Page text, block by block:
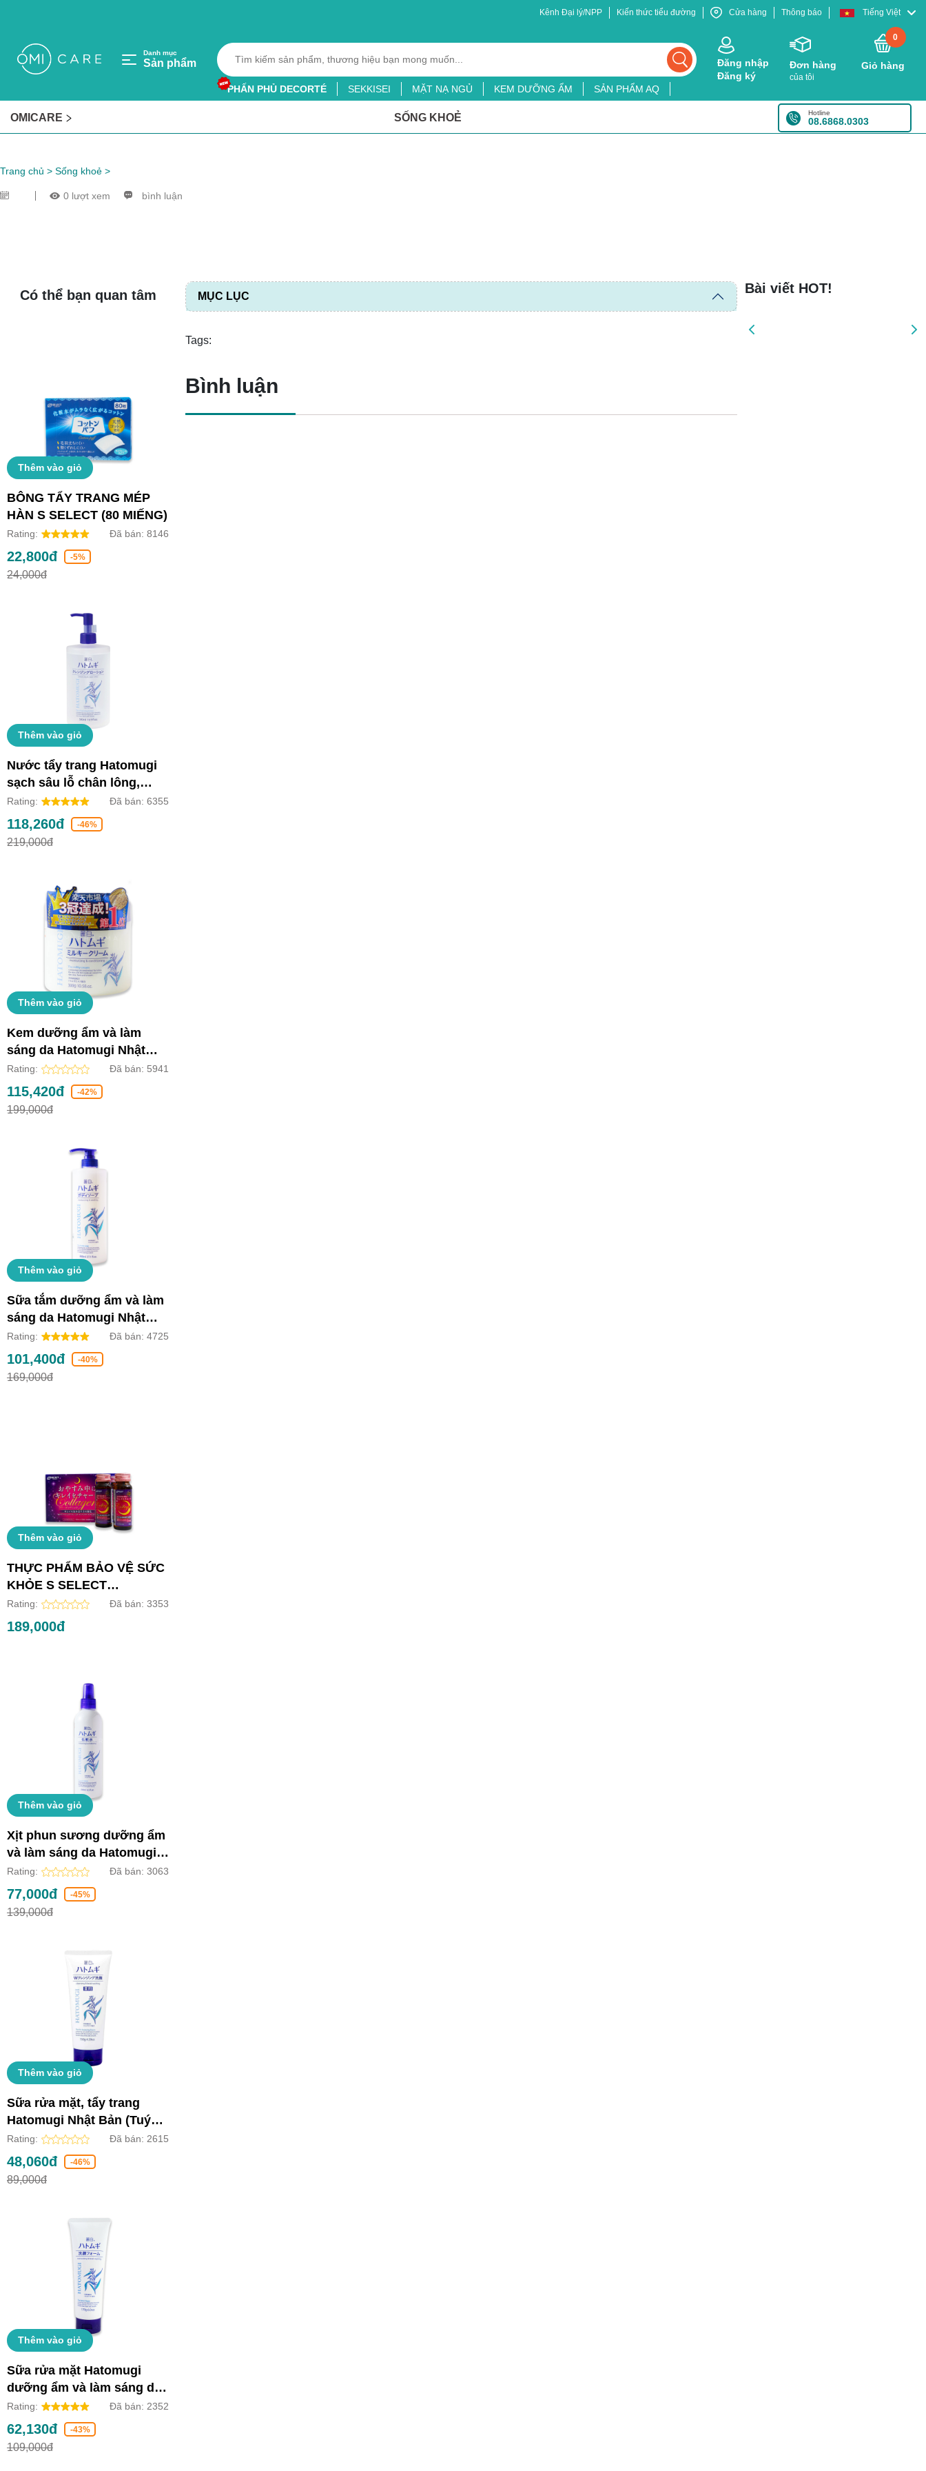
Kênh Đại lý/NPP Kiến thức tiểu đường Cửa hàng Thông báo Tiếng Việt
Danh mục
Sản phẩm
PHẤN PHỦ DECORTÉ SEKKISEI MẶT NẠ NGỦ KEM DƯỠNG ẨM
SẢN PHẨM AQ
BỘT LÁ ĐẠI MẠCH
Đăng nhập
Đăng ký
Đơn hàng
của tôi
0
Giỏ hàng
OMICARE SỐNG KHOẺ Hotline
08.6868.0303
Trang chủ > Sống khoẻ >
0 lượt xem bình luận
Có thể bạn quan tâm
Thêm vào giỏ
BÔNG TẨY TRANG MÉP
HÀN S SELECT (80 MIẾNG)
Rating: Đã bán: 8146
22,800đ -5%
24,000đ
Thêm vào giỏ
Nước tẩy trang Hatomugi
sạch sâu lỗ chân lông,
dưỡng ẩm và làm sáng da
(Chai 500ml)
Rating: Đã bán: 6355
118,260đ -46%
219,000đ
Thêm vào giỏ
Kem dưỡng ẩm và làm
sáng da Hatomugi Nhật
Bản (Lọ 300g)
Rating: Đã bán: 5941
115,420đ -42%
199,000đ
Thêm vào giỏ
Sữa tắm dưỡng ẩm và làm
sáng da Hatomugi Nhật
Bản (Chai 800ml)
Rating: Đã bán: 4725
101,400đ -40%
169,000đ
Thêm vào giỏ
THỰC PHẨM BẢO VỆ SỨC
KHỎE S SELECT
COLLAGEN DRINK (HỘP
10 LỌ)
Rating: Đã bán: 3353
189,000đ
Thêm vào giỏ
Xịt phun sương dưỡng ẩm
và làm sáng da Hatomugi
Nhật Bản (Chai 250ml)
Rating: Đã bán: 3063
77,000đ -45%
139,000đ
Thêm vào giỏ
Sữa rửa mặt, tẩy trang
Hatomugi Nhật Bản (Tuýp
130g)
Rating: Đã bán: 2615
48,060đ -46%
89,000đ
Thêm vào giỏ
Sữa rửa mặt Hatomugi
dưỡng ẩm và làm sáng da
(Tuýp 170g)
Rating: Đã bán: 2352
62,130đ -43%
109,000đ
MỤC LỤC
Tags:
Bình luận
Bài viết HOT!